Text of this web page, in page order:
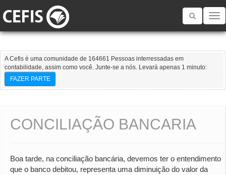
Toggle
A Cefis é uma comunidade de 164661 Pessoas interressadas em
contabilidade, assim como você. Junte-se a nós. Levará apenas 1 minuto:
FAZER PARTE
CONCILIAÇÃO BANCARIA
Boa tarde, na conciliação bancária, devemos ter o entendimento
que o banco debitou, representa uma diminuição do valor da